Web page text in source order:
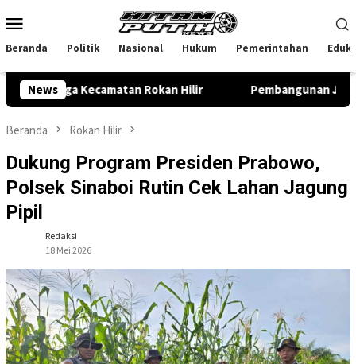
ke
Mobile
Beranda Politik Nasional Hukum Pemerintahan
News
Kecamatan Rokan Hilir Pembangunan Jembatan
Beranda Rokan Hilir
Dukung Program Presiden Prabowo,
Polsek Sinaboi Rutin Cek Lahan Jagung
Pipil
Redaksi
18 Mei 2026